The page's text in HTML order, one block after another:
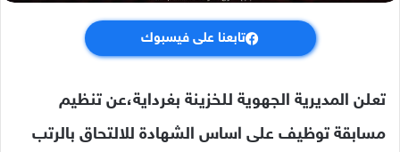
تابعنا على فيسبوك
تعلن المديرية الجهوية للخزينة بغرداية،عن تنظيم
مسابقة توظيف على اساس الشهادة للالتحاق بالرتب